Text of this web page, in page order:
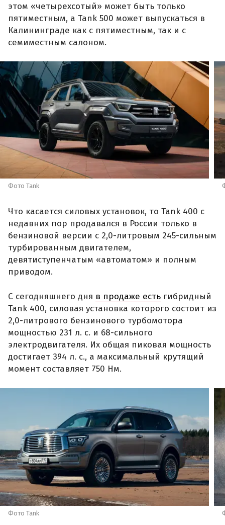
этом «четырехсотый» может быть только
пятиместным, а Tank 500 может выпускаться в
Калининграде как с пятиместным, так и с
семиместным салоном.
Фото Tank
Что касается силовых установок, то Tank 400 с
недавних пор продавался в России только в
бензиновой версии с 2,0-литровым 245-сильным
турбированным двигателем,
девятиступенчатым «автоматом» и полным
приводом.
С сегодняшнего дня в продаже есть гибридный
Tank 400, силовая установка которого состоит из
2,0-литрового бензинового турбомотора
мощностью 231 л. с. и 68-сильного
электродвигателя. Их общая пиковая мощность
достигает 394 л. с., а максимальный крутящий
момент составляет 750 Нм.
Фото Tank